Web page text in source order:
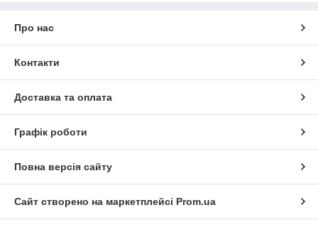
Про нас
Контакти
Доставка та оплата
Графік роботи
Повна версія сайту
Сайт створено на маркетплейсі Prom.ua